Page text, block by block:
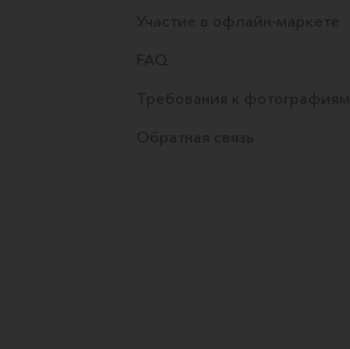
Участие в офлайн-маркете
FAQ
Требования к фотографиям
Обратная связь